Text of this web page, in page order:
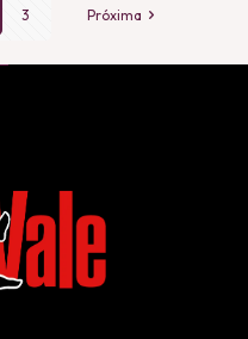
3 Próxima